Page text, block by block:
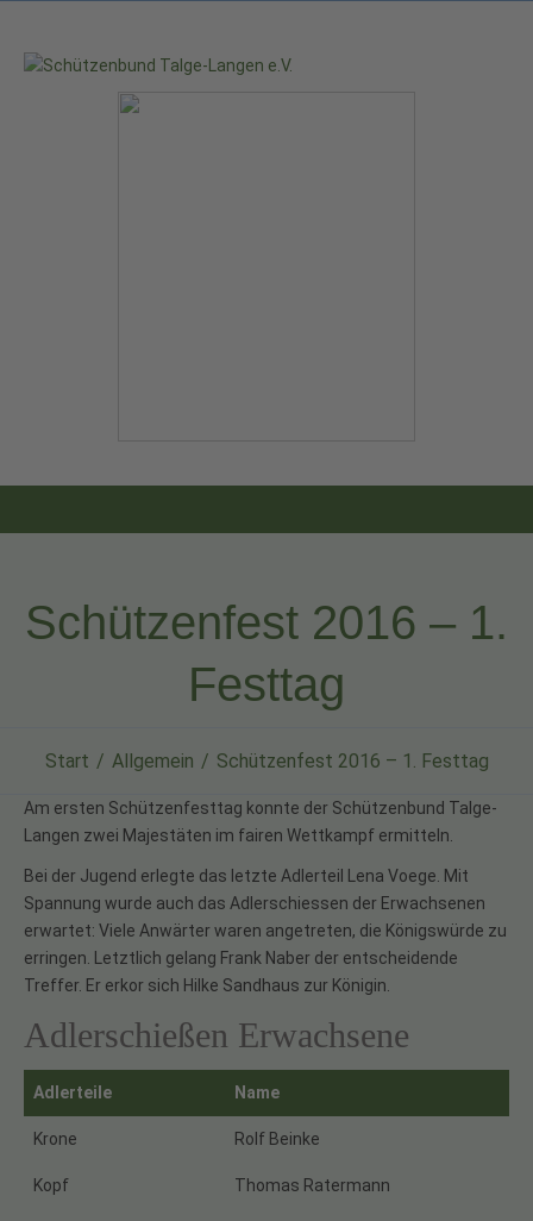
Schützenfest 2016 – 1.
Festtag
Start Allgemein Schützenfest 2016 – 1. Festtag
Am ersten Schützenfesttag konnte der Schützenbund Talge-
Langen zwei Majestäten im fairen Wettkampf ermitteln.
Bei der Jugend erlegte das letzte Adlerteil Lena Voege. Mit
Spannung wurde auch das Adlerschiessen der Erwachsenen
erwartet: Viele Anwärter waren angetreten, die Königswürde zu
erringen. Letztlich gelang Frank Naber der entscheidende
Treffer. Er erkor sich Hilke Sandhaus zur Königin.
Adlerschießen Erwachsene
Adlerteile Name
Krone Rolf Beinke
Kopf Thomas Ratermann